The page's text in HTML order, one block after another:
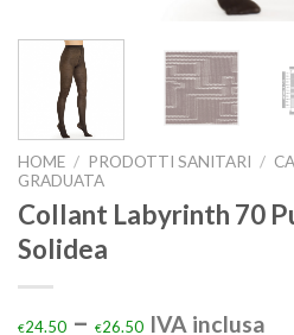
HOME / PRODOTTI SANITARI /
GRADUATA
Collant Labyrinth 70
Solidea
€24.50 – €26.50 IVA inclusa